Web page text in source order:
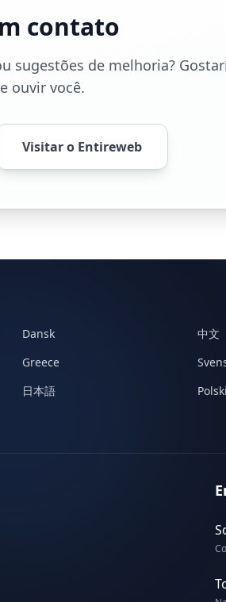
contato
sugestões de melhoria?
ouvir você.
Visitar o Entireweb
Dansk 中文
Greece
日本語 Polski